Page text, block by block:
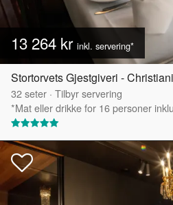
13 264 kr inkl. servering*
Stortorvets Gjestgiveri -
32seter · Tilbyr servering
*Mat eller drikke for 16 personer